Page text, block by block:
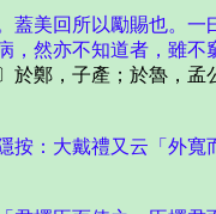
美回所以勵賜也。
然亦不知道者，雖不
，子產；於魯，孟
：大戴禮又云「外